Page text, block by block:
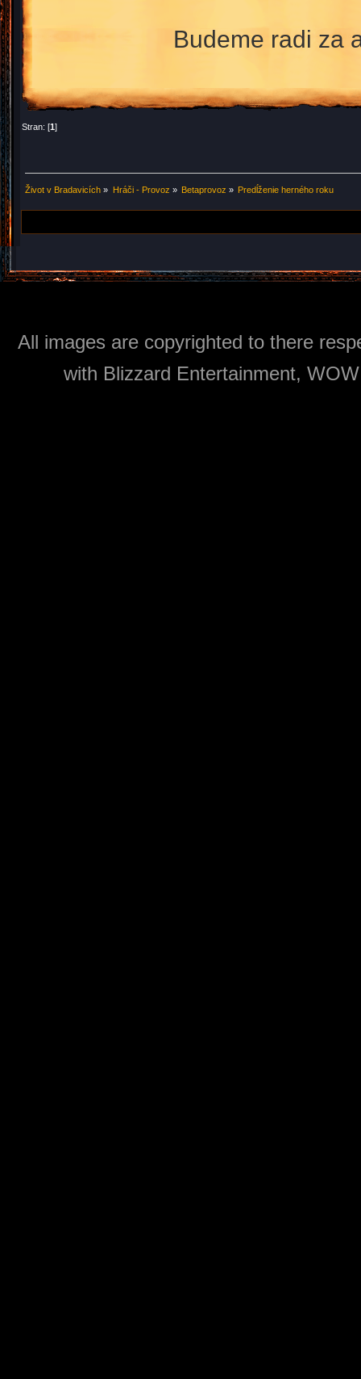
Budeme radi za
Stran: [1]
Život v Bradavicích » Hráči - Provoz » Betaprovoz » Predĺženie herného roku
All images are copyrighted to there
with Blizzard Entertainment,